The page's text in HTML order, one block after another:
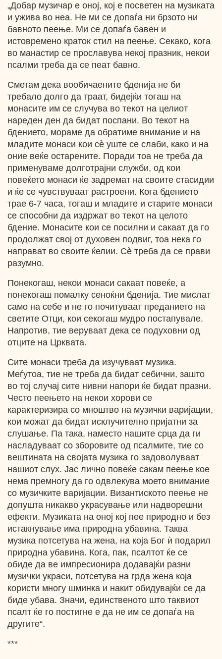
„Добар музичар е оној, кој е посветен на музиката
и ужива во неа. Не ми се допаѓа ни брзото ни
бавното пеење. Ми се допаѓа бавен и
истовремено краток стил на пеење. Секако, кога
во манастир се прославува некој празник, некои
псалми треба да се пеат бавно.
Сметам дека вообичаените бденија не би
требало долго да траат, бидејќи тогаш на
монасите им се случува во текот нa целиот
нареден ден да бидат поспани. Во текот на
бдението, мораме да обратиме внимание и на
младите монаси кои сѐ уште се слаби, како и на
оние веќе остарените. Поради тоа не треба да
применуваме долготрајни служби, од кои
повеќето монаси ќе задремат на своите стасидии
и ќе се чувствуваат растроени. Кога бдението
трае 6-7 часа, тогаш и младите и старите монаси
се способни да издржат во текот на целото
бдение. Монасите кои се посилни и сакаат да го
продолжат свој от духовен подвиг, тоа нека го
направат во своите ќелии. Сѐ треба да се прави
разумно.
Понекогаш, некои монаси сакаат повеќе, а
понекогаш помалку сеноќни бденија. Тие мислат
само на себе и не го почитуваат преданието на
светите Отци, кои секогаш мудро постапувале.
Напротив, тие веруваат дека се подуховни од
отците на Црквата.
Сите монаси треба да изучуваат музика.
Меѓутоа, тие не треба да бидат себични, зашто
во тој случај сите нивни напори ќе бидат празни.
Често пеењето на некои хорови се
карактеризира со мноштво на музички варијации,
кои можат да бидат исклучително пријатни за
слушање. Па така, наместо нашите срца да ги
наслaдуваат со зборовите од псалмите, тие со
вештината на својата музика го задоволуваат
нашиот слух. Јас лично повеќе сакам пеење кое
нема премногу да го одвлекува моето внимание
со музичките варијации. Византиското пеење не
допушта никакво украсување или надворешни
ефекти. Музиката на оној кој пее природно и без
истакнување има природна убавина. Таква
музика потсетува на жена, на која Бог ѝ подарил
природна убавина. Кога, пак, псалтот ќе се
обиде да ве импресионира додавајќи разни
музички украси, потсетува на грда жена која
користи многу шминка и накит обидувајќи се да
биде убава. Значи, единственото што таквиот
псалт ќе го постигне е да не им се допаѓа на
другите“.
***